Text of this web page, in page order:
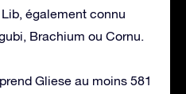
également connu
Brachium ou Cornu.
Gliese au moins 581